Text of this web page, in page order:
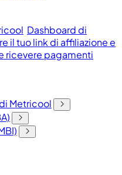
Dashboard di
il tuo link di affiliazione e
ricevere pagamenti
Metricool